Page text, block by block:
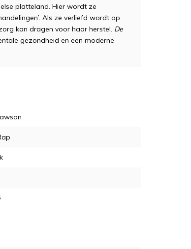
platteland. Hier wordt ze
Als ze verliefd wordt op
kan dragen voor haar herstel. De
gezondheid en een moderne